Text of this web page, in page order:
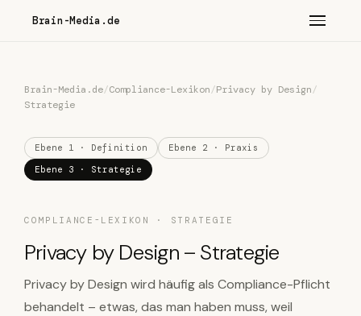
Brain-Media.de
Brain-Media.de/Compliance-Lexikon/Privacy by Design/
Strategie
Ebene 1 · Definition
Ebene 2 · Praxis
Ebene 3 · Strategie
COMPLIANCE-LEXIKON · STRATEGIE
Privacy by Design – Strategie
Privacy by Design wird häufig als Compliance-Pflicht
behandelt – etwas, das man haben muss, weil